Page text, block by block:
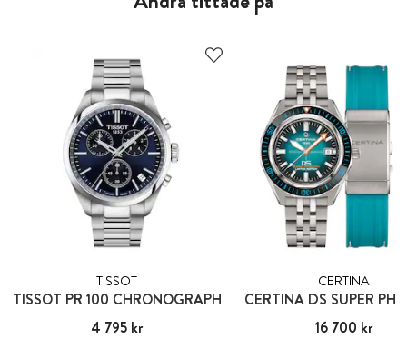
TISSOT
TISSOT PR 100 CHRONOGRAPH
Pris:4 795 kr
4 795 kr
CERTINA
CERTINA DS SUPER
Pris: 16 700 kr
16 700 kr